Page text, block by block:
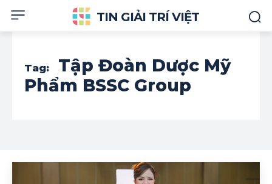
TIN GIẢI TRÍ VIỆT
Tag:
Tập Đoàn Dược Mỹ
Phẩm BSSC Group